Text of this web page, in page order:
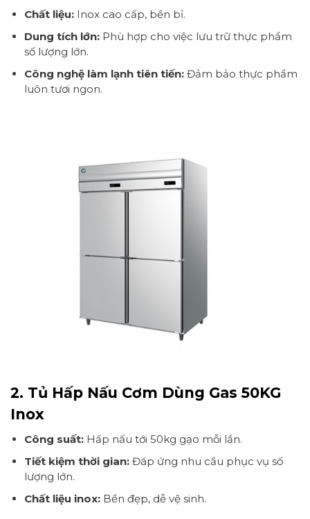
Chất liệu:Inox cao cấp, bền bỉ.
Dung tích lớn:Phù hợp cho việc lưu trữ thực phẩm
số lượng lớn.
Công nghệ làm lạnh tiên tiến:Đảm bảo thực phẩm
luôn tươi ngon.
2. Tủ Hấp Nấu Cơm Dùng Gas 50KG
Inox
Công suất:Hấp nấu tới 50kg gạo mỗi lần.
Tiết kiệm thời gian:Đáp ứng nhu cầu phục vụ số
lượng lớn.
Chất liệu inox:Bền đẹp, dễ vệ sinh.